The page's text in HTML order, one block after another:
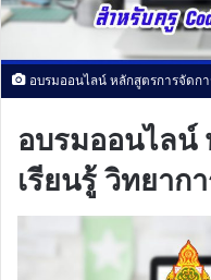
อบรมออนไลน์ หลักสูตรการจัดก
อบรมออนไลน์
เรียนรู้ วิทยา